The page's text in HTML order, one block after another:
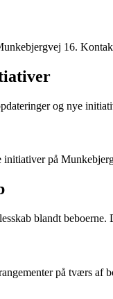
16.
og nye
på
blandt beboerne.
på tværs